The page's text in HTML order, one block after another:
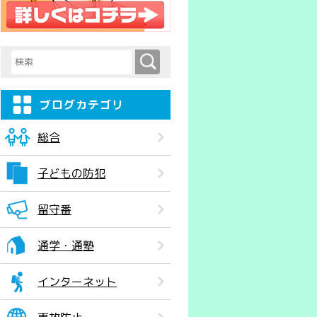
検索キーワード入力 検索
ブログカテゴリ
総合
子どもの防犯
留守番
通学・通塾
インターネット